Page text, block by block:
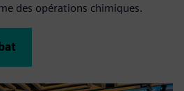
des opérations chimiques.